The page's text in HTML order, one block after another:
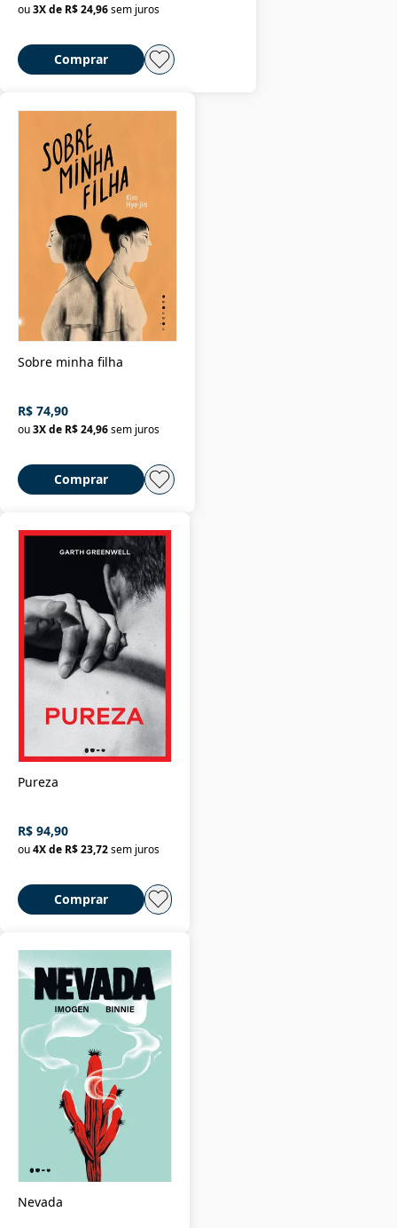
ou3X de R$ 24,96sem juros
Comprar
Sobre minha filha
R$ 74,90
ou3X de R$ 24,96sem juros
Comprar
Pureza
R$ 94,90
ou4X de R$ 23,72sem juros
Comprar
Nevada